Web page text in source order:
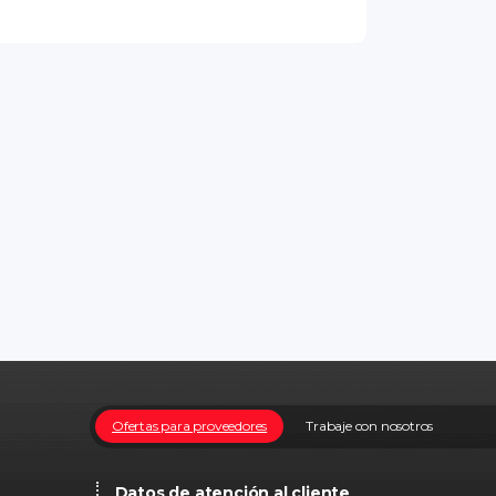
Trabaje con nosotros
Ofertas para proveedores